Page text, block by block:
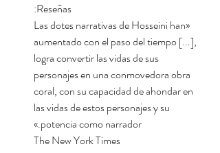
Reseñas:
«Las dotes narrativas de Hosseini han
aumentado con el paso del tiempo [...],
logra convertir las vidas de sus
personajes en una conmovedora obra
coral, con su capacidad de ahondar en
las vidas de estos personajes y su
potencia como narrador.»
The New York Times